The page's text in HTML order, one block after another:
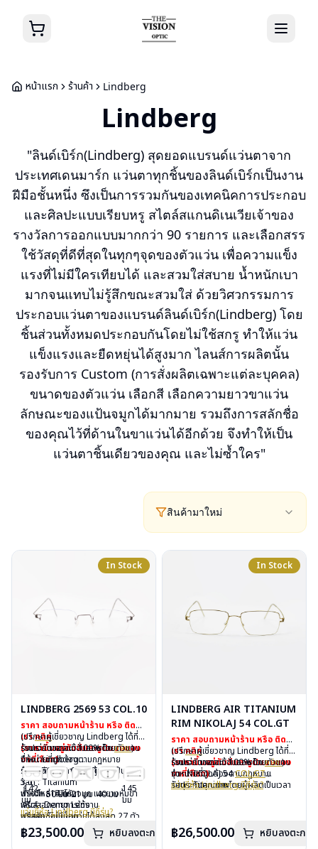
หน้าแรก ร้านค้า Lindberg
Lindberg
"ลินด์เบิร์ก(Lindberg) สุดยอดแบรนด์แว่นตาจาก
ประเทศเดนมาร์ก แว่นตาทุกชิ้นของลินด์เบิร์กเป็นงาน
ฝีมือชั้นหนึ่ง ซึงเป็นการรวมกันของเทคนิคการประกอบ
และศิลปะแบบเรียบหรู สไตล์สแกนดิเนเวียเจ้าของ
รางวัลการออกแบบมากกว่า 90 รายการ และเลือกสรร
ใช้วัสดุที่ดีที่สุดในทุกๆจุดของตัวแว่น เพื่อความแข็ง
แรงที่ไม่มีใครเทียบได้ และสวมใส่สบาย น้ำหนักเบา
มากจนแทบไม่รู้สึกขณะสวมใส่ ด้วยวิศวกรรมการ
ประกอบแว่นตาของแบรนด์ลินด์เบิร์ก(Lindberg) โดย
ชิ้นส่วนทั้งหมดประกอบกันโดยไม่ใช้สกรู ทำให้แว่น
แข็งแรงและยืดหยุ่นได้สูงมาก ไลนส์การผลิตนั้น
รองรับการ Custom (การสั่งผลิตเฉพาะแต่ละบุคคล)
ขนาดของตัวแว่น เลือกสี เลือกความยาวขาแว่น
ลักษณะของแป้นจมูกได้มากมาย รวมถึงการสลักชื่อ
ของคุณไว้ที่ด้านในขาแว่นได้อีกด้วย จึงทำให้เป็น
แว่นตาชิ้นเดียวของคุณ และไม่ซ้ำใคร"
สินค้ามาใหม่
In Stock
LINDBERG 2569 53 COL.10
ราคา สอบถามหน้าร้าน หรือ ติดต่อ
เราคลิก
(ราคาขึ้นอยู่กับสีและรูปแบบของ
ขาที่เลือก)
(ปรึกษาผู้เชี่ยวชาญ Lindberg ได้ที่
ร้านแว่นตาเดอะวิชั่นออพติคคลิก)
รับประกันของแท้ 100% โดยตัวแทน
จำหน่ายที่ถูกต้องตามกฏหมาย
รับประกันคุณภาพโดยผู้ผลิตเป็นเวลา
3 ปี
ฟรีอะไหล่ ซิลิโคนจมูก และยางหุ้มขา
ฟรีตลอดอายุการใช้งาน
ฟรีสลักชื่อบนขาแว่นได้สูงสุด 27 ตัว
อักษร
ยี่ห้อ : Lindberg
รุ่น : 2569 53 Col.10
วัสดุ : Titanium
น้ำหนัก : 14 กรัม
เลนส์ : Demo Lens
บานพับ : ไม่มีน็อต
อุปกรณ์ : กล่องแว่น, ผ้าเช็ดแว่น
การรับประกัน : 3 ปี
142
มม
50 มม 21 มม 40 มม 145
มม
แว่นยี่ห้อ Lindberg มีกี่รุ่น?
฿23,500.00 หยิบลงตะกร้า
In Stock
LINDBERG AIR TITANIUM
RIM NIKOLAJ 54 COL.GT
ราคา สอบถามหน้าร้าน หรือ ติดต่อ
เราคลิก
(ราคาขึ้นอยู่กับสีและรูปแบบของ
ขาที่เลือก)
(ปรึกษาผู้เชี่ยวชาญ Lindberg ได้ที่
ร้านแว่นตาเดอะวิชั่นออพติคคลิก)
รับประกันของแท้ 100% โดยตัวแทน
จำหน่ายที่ถูกต้องตามกฏหมาย
รับประกันคุณภาพโดยผู้ผลิตเป็นเวลา
ฟรีสลักชื่อบนขาแว่นได้สูงสุด 27 ตัว
อักษร
รุ่น : NIKOLAJ 54COL.GT
วัสดุ : Titanium
น้ำหนัก :13 กรัม
การรับประกัน : 3 ปี
แว่นยี่ห้อ Lindberg มีกี่รุ่น?
฿26,500.00 หยิบลงตะกร้า